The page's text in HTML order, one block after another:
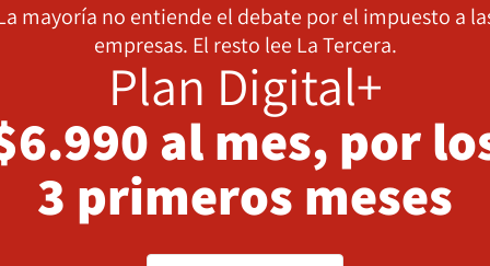
mayoría no entiende el debate por el impuesto a
empresas. El resto lee La Tercera.
Plan Digital+
al mes, por
3 primeros meses